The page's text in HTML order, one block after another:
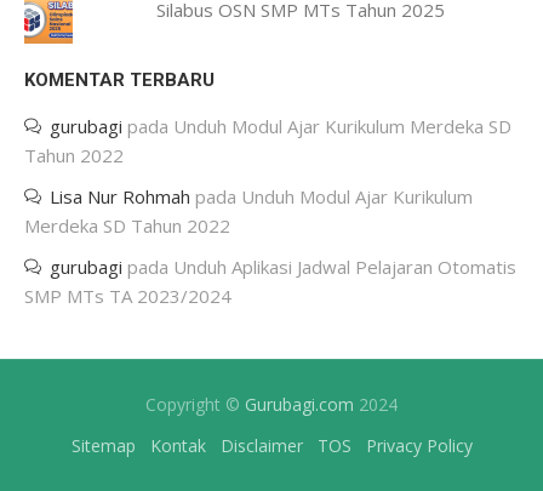
Silabus OSN SMP MTs Tahun 2025
KOMENTAR TERBARU
gurubagi pada Unduh Modul Ajar Kurikulum Merdeka SD
Tahun 2022
Lisa Nur Rohmah pada Unduh Modul Ajar Kurikulum
Merdeka SD Tahun 2022
gurubagi pada Unduh Aplikasi Jadwal Pelajaran Otomatis
SMP MTs TA 2023/2024
Copyright © Gurubagi.com 2024
Sitemap
Kontak Disclaimer TOS Privacy Policy